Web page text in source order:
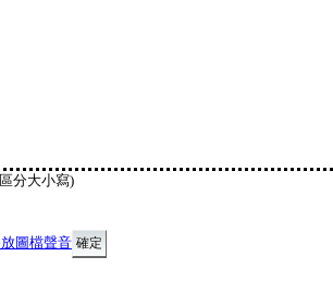
分大小寫)
圖檔聲音